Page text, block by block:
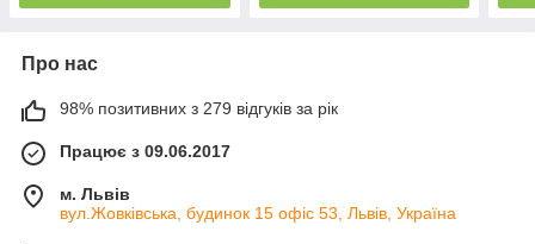
Про нас
98% позитивних з 279 відгуків за рік
Працює з 09.06.2017
м. Львів
вул.Жовківська, будинок 15 офіс 53, Львів, Україна